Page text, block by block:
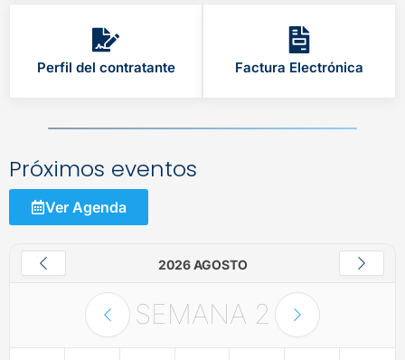
Perfil del contratante Factura Electrónica
Próximos eventos
Ver Agenda
2026 AGOSTO
SEMANA 2